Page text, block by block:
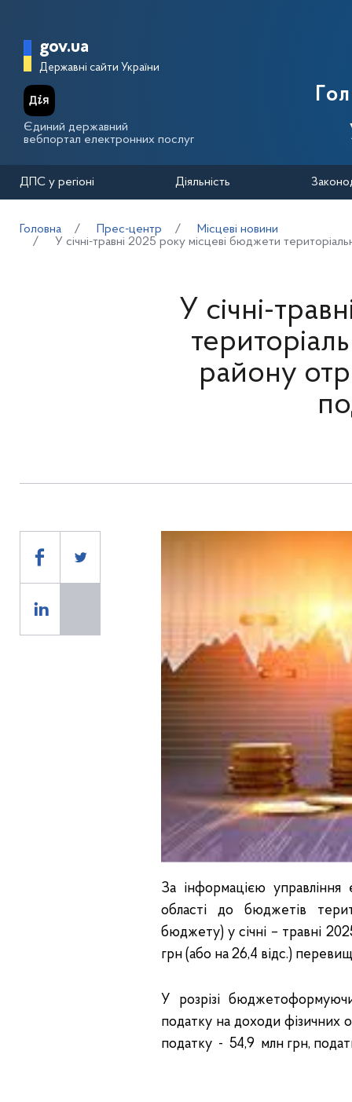
Головна сторінка Державної
gov.ua
Державні сайти України
Єдиний державний
вебпортал електронних послуг
ДПС у регіоні Діяльність
Головна Прес-центр
Місцеві новини
У січні-травні 2025 року місцеві бюджети
У січні-
району
За інформацією управління
області до бюджетів
бюджету) у січні – травні
грн (або на 26,4 відс.)
У розрізі
податку на доходи фізичних
податку - 54,9 млн грн,